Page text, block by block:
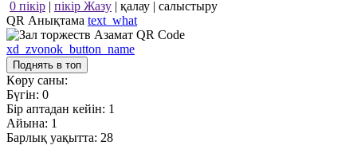
0 пікір | пікір Жазу | қалау | салыстыру
QR Анықтама text_what
xd_zvonok_button_name
Поднять в топ
Көру саны:
Бүгін: 0
Бір аптадан кейін: 1
Айына: 1
Барлық уақытта: 28